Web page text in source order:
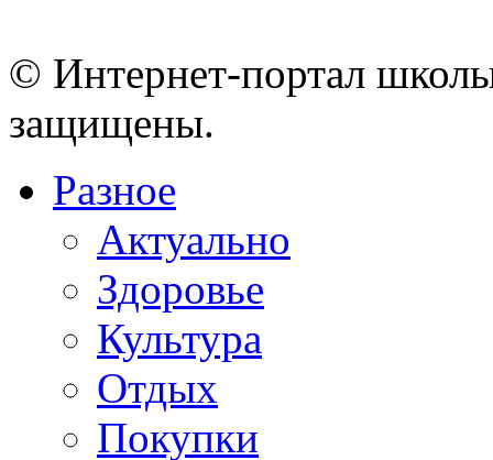
© Интернет-портал
защищены.
Разное
Актуально
Здоровье
Культура
Отдых
Покупки